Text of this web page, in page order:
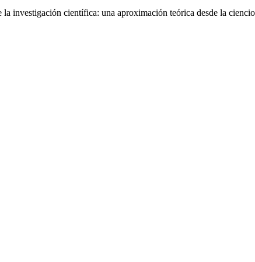
investigación científica: una aproximación teórica desde la